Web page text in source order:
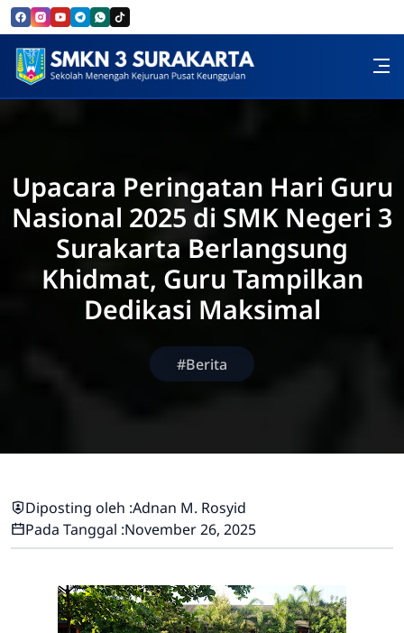
Skip to Content
SMK Negeri 3 Surakarta
Upacara Peringatan Hari Guru
Nasional 2025 di SMK Negeri 3
Surakarta Berlangsung
Khidmat, Guru Tampilkan
Dedikasi Maksimal
#Berita
Diposting oleh :Adnan M. Rosyid
Pada Tanggal :November 26, 2025